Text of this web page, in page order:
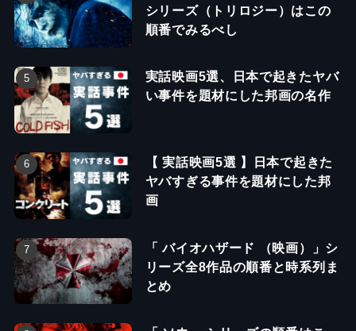
シリーズ（トリロジー）はこの
順番でみるべし
実話映画5選、日本で起きたヤバ
い事件を題材にした邦画の名作
【 実話映画5選 】日本で起きた
ヤバすぎる事件を題材にした邦
画
「 バイオハザード （映画）」シ
リーズ全8作品の順番と時系列ま
とめ